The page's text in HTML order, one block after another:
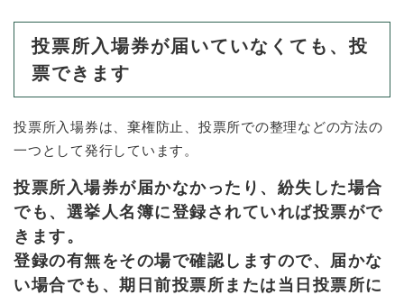
投票所入場券が届いていなくても、投
票できます
投票所入場券は、棄権防止、投票所での整理などの方法の
一つとして発行しています。
投票所入場券が届かなかったり、紛失した場合
でも、選挙人名簿に登録されていれば投票がで
きます。
登録の有無をその場で確認しますので、届かな
い場合でも、期日前投票所または当日投票所に